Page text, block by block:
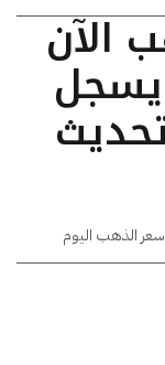
الآن
في مصر: عيار 24 يسجل
تحديث
سعر الذهب اليوم